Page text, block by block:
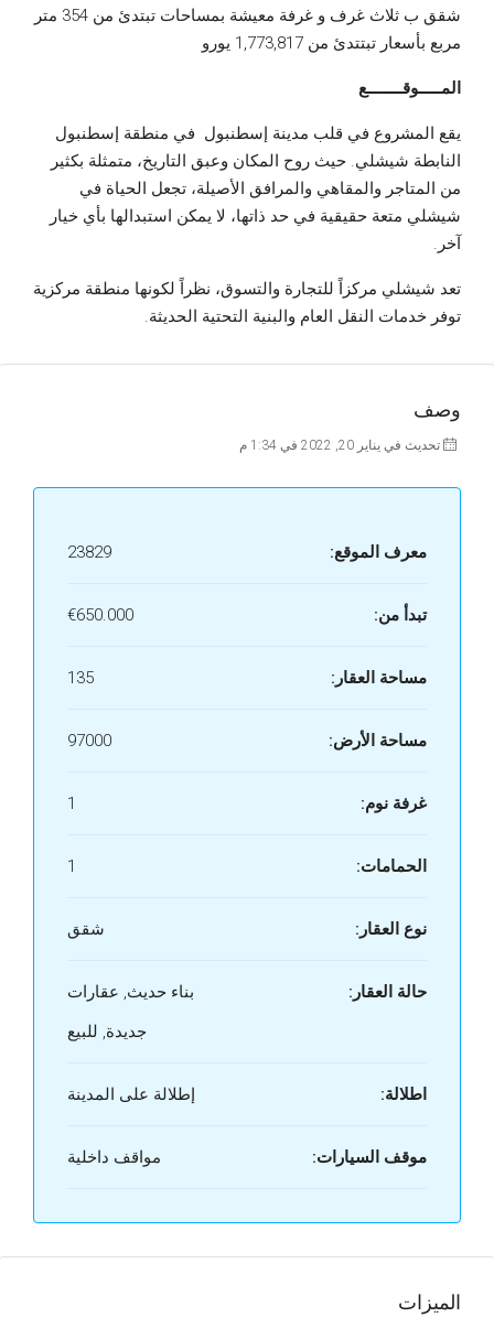
شقق ب ثلاث غرف و غرفة معيشة بمساحات تبتدئ من 354 متر
مربع بأسعار تبتتدئ من 1,773,817 يورو
المـــــوقــــــــع
يقع المشروع في قلب مدينة إسطنبول في منطقة إسطنبول
النابطة شيشلي. حيث روح المكان وعبق التاريخ، متمثلة بكثير
من المتاجر والمقاهي والمرافق الأصيلة، تجعل الحياة في
شيشلي متعة حقيقية في حد ذاتها، لا يمكن استبدالها بأي خيار
آخر.
تعد شيشلي مركزاً للتجارة والتسوق، نظراً لكونها منطقة مركزية
توفر خدمات النقل العام والبنية التحتية الحديثة.
وصف
تحديث في يناير 20, 2022 في 1:34 م
معرف الموقع: 23829
تبدأ من: €650.000
مساحة العقار: 135
مساحة الأرض: 97000
غرفة نوم: 1
الحمامات: 1
نوع العقار: شقق
حالة العقار:
بناء حديث, عقارات
جديدة, للبيع
اطلالة: إطلالة على المدينة
موقف السيارات: مواقف داخلية
الميزات